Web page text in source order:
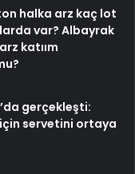
halka arz kaç lot
var? Albayrak
katıım
gerçekleşti:
için servetini ortaya